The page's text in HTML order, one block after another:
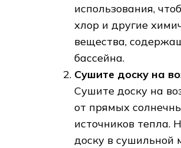
использования,
хлор и другие
вещества,
бассейна.
Сушите доску на
Сушите доску на
от прямых
источников тепла.
доску в сушильной